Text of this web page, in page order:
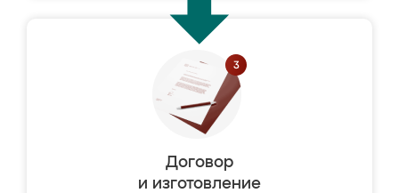
Договор
и изготовление